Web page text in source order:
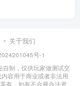
关于我们
号-1
制，仅供玩家做测试交
容用于商业或者非法用
有，如有不合规合法资